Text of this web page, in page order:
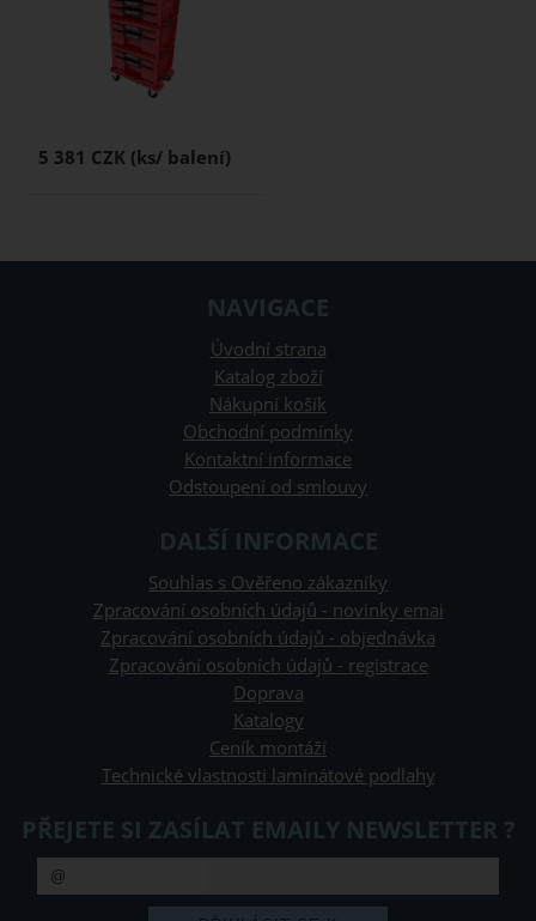
5 381 CZK
NAVIGACE
Úvodní strana
Katalog zboží
Nákupní košík
Obchodní podmínky
Kontaktní informace
Odstoupení od smlouvy
DALŠÍ INFORMACE
Souhlas s Ověřeno zákazníky
Zpracování osobních údajů - novinky emai
Zpracování osobních údajů - objednávka
Zpracování osobních údajů - registrace
Doprava
Katalogy
Ceník montáží
Technické vlastnosti laminátové podlahy
PŘEJETE SI ZASÍLAT EMAILY NEWSLETTER ?